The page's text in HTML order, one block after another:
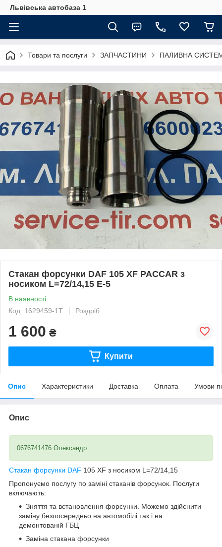
Львівська автобаза 1
Товари та послуги ЗАПЧАСТИНИ ПАЛИВНА
Стакан форсунки DAF 105 XF PACCAR з
носиком L=72/14,15 E-5
В наявності
Код: 1629459-1T
Роздріб
1 600 ₴
Купити
Опис Характеристики Доставка Оплата Умови
Опис
0676741476 Олександр
Стакан форсунки DAF 105 XF з носиком L=72/14,15
Пропонуємо послугу по заміні стаканів форсунок. Послуги
включають:
Зняття та встановлення форсунки. Можемо здійснити
заміну безпосередньо на автомобілі так і на
демонтованій ГБЦ
Заміна стакана форсунки